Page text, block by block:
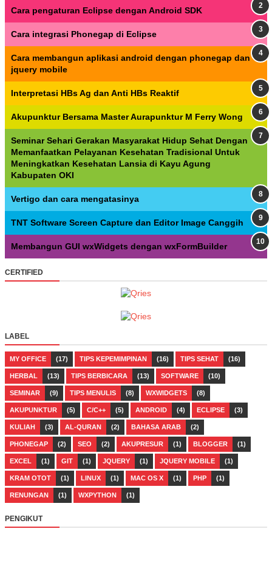
Cara pengaturan Eclipse dengan Android SDK
Cara integrasi Phonegap di Eclipse
Cara membangun aplikasi android dengan phonegap dan
jquery mobile
Interpretasi HBs Ag dan Anti HBs Reaktif
Akupunktur Bersama Master Aurapunktur M Ferry Wong
Seminar Sehari Gerakan Masyarakat Hidup Sehat Dengan
Memanfaatkan Pelayanan Kesehatan Tradisional Untuk
Meningkatkan Kesehatan Lansia di Kayu Agung
Kabupaten OKI
Vertigo dan cara mengatasinya
TNT Software Screen Capture dan Editor Image Canggih
Membangun GUI wxWidgets dengan wxFormBuilder
CERTIFIED
LABEL
MY OFFICE (17) TIPS KEPEMIMPINAN (16) TIPS SEHAT (16)
HERBAL (13) TIPS BERBICARA (13) SOFTWARE (10)
SEMINAR (9) TIPS MENULIS (8) WXWIDGETS (8)
AKUPUNKTUR (5) C/C++ (5) ANDROID (4) ECLIPSE (3)
KULIAH (3) AL-QURAN (2) BAHASA ARAB (2)
PHONEGAP (2) SEO (2) AKUPRESUR (1) BLOGGER (1)
EXCEL (1) GIT (1) JQUERY (1) JQUERY MOBILE (1)
KRAM OTOT (1) LINUX (1) MAC OS X (1) PHP (1)
RENUNGAN (1) WXPYTHON (1)
PENGIKUT